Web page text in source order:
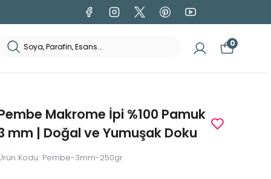
0
Makrome İpi %100 Pamuk
mm | Doğal ve Yumuşak Doku
Kodu: Pembe-3mm-250gr